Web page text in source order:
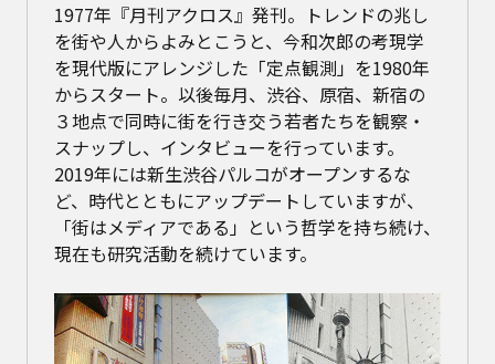
1977年『月刊アクロス』発刊。トレンドの兆し
を街や人からよみとこうと、今和次郎の考現学
を現代版にアレンジした「定点観測」を1980年
からスタート。以後毎月、渋谷、原宿、新宿の
３地点で同時に街を行き交う若者たちを観察・
スナップし、インタビューを行っています。
2019年には新生渋谷パルコがオープンするな
ど、時代とともにアップデートしていますが、
「街はメディアである」という哲学を持ち続け、
現在も研究活動を続けています。